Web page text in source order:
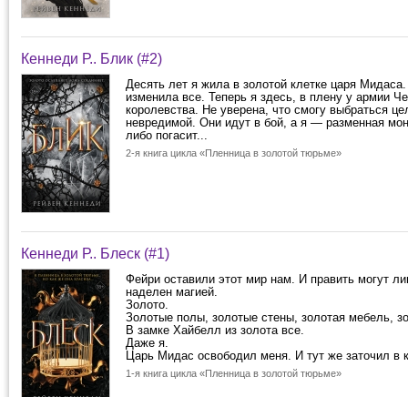
Кеннеди Р.. Блик (#2)
Десять лет я жила в золотой клетке царя
изменила все. Теперь я здесь, в плену у армии
королевства. Не уверена, что смогу выбраться
невредимой. Они идут в бой, а я — разменная
либо погасит...
2-я книга цикла «Пленница в золотой тюрьме»
Кеннеди Р.. Блеск (#1)
Фейри оставили этот мир нам. И править могут
наделен магией.
Золото.
Золотые полы, золотые стены, золотая мебель,
В замке Хайбелл из золота все.
Даже я.
Царь Мидас освободил меня. И тут же заточил в
1-я книга цикла «Пленница в золотой тюрьме»